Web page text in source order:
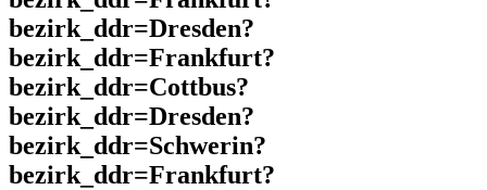
bezirk_ddr=Dresden?
bezirk_ddr=Frankfurt?
bezirk_ddr=Cottbus?
bezirk_ddr=Dresden?
bezirk_ddr=Schwerin?
bezirk_ddr=Frankfurt?